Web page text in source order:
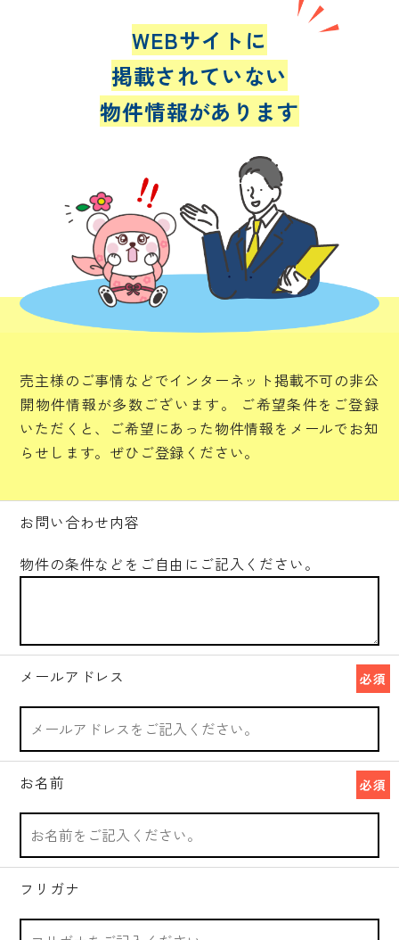
WEBサイトに
掲載されていない
物件情報があります
売主様のご事情などでインターネット掲載不可の非公
開物件情報が多数ございます。
ご希望条件をご登録
いただくと、ご希望にあった物件情報をメールでお知
らせします。ぜひご登録ください。
お問い合わせ内容
物件の条件などをご自由にご記入ください。
メールアドレス 必須
お名前 必須
フリガナ